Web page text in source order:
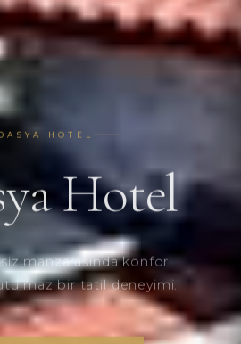
HOTEL
Hotel
manzarasında konfor,
bir tatil deneyimi.